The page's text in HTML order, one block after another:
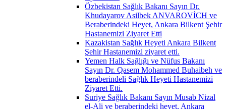
Özbekistan Sağlık Bakanı Sayın Dr.
Khudayarov Asilbek ANVAROVİCH ve
Beraberindeki Heyet, Ankara Bilkent Şehir
Hastanemizi Ziyaret Etti
Kazakistan Sağlık Heyeti Ankara Bilkent
Şehir Hastanemizi ziyaret etti.
Yemen Halk Sağlığı ve Nüfus Bakanı
Sayın Dr. Qasem Mohammed Buhaibeh ve
beraberindeli Sağlık Heyeti Hastanemizi
Ziyaret Etti.
Suriye Sağlık Bakanı Sayın Musab Nizal
el-Ali ve beraberindeki heyet, Ankara